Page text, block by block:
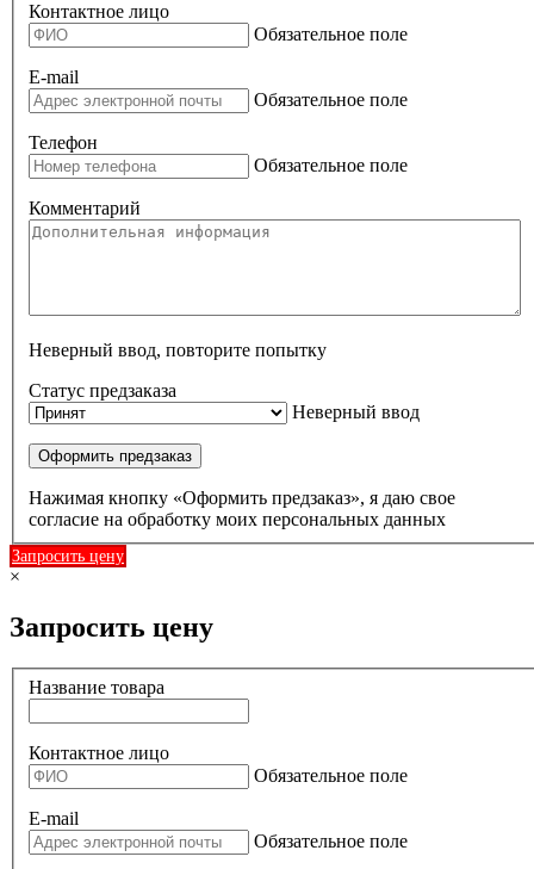
Контактное лицо
Обязательное поле
E-mail
Обязательное поле
Телефон
Обязательное поле
Комментарий
Неверный ввод, повторите попытку
Статус предзаказа
Неверный ввод
Оформить предзаказ
Нажимая кнопку «Оформить предзаказ», я даю свое
согласие на обработку моих персональных данных
Запросить цену
×
Запросить цену
Название товара
Контактное лицо
Обязательное поле
E-mail
Обязательное поле